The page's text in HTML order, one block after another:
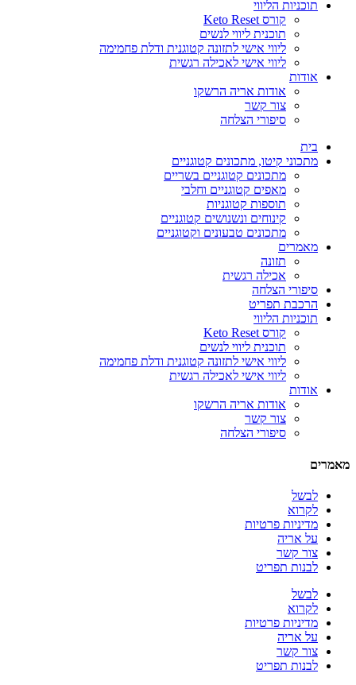
תוכניות הליווי
קורס Keto Reset
תוכנית ליווי לנשים
ליווי אישי לתזונה קטוגנית ודלת פחמימה
ליווי אישי לאכילה רגשית
אודות
אודות אריה הרשקו
צור קשר
סיפורי הצלחה
בית
מתכוני קיטו, מתכונים קטוגניים
מתכונים קטוגניים בשריים
מאפים קטוגניים וחלבי
תוספות קטוגניות
קינוחים ונשנושים קטוגניים
מתכונים טבעונים וקטוגניים
מאמרים
תזונה
אכילה רגשית
סיפורי הצלחה
הרכבת תפריט
תוכניות הליווי
קורס Keto Reset
תוכנית ליווי לנשים
ליווי אישי לתזונה קטוגנית ודלת פחמימה
ליווי אישי לאכילה רגשית
אודות
אודות אריה הרשקו
צור קשר
סיפורי הצלחה
מאמרים
לבשל
לקרוא
מדיניות פרטיות
על אריה
צור קשר
לבנות תפריט
לבשל
לקרוא
מדיניות פרטיות
על אריה
צור קשר
לבנות תפריט